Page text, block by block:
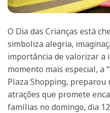
O Dia das Crianças está
simboliza alegria,
importância de valorizar a
momento mais especial, a
Plaza Shopping,
atrações que promete
famílias no domingo, dia